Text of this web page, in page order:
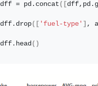
dff = pd. concat ([ dff,pd.
dff. drop([ 'fuel-type' ] ,
dff. head()